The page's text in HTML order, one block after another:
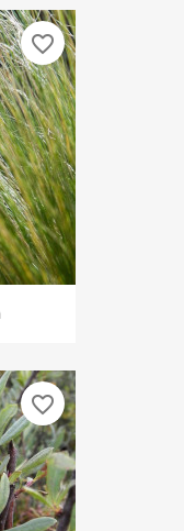
favorite_border
favorite_border